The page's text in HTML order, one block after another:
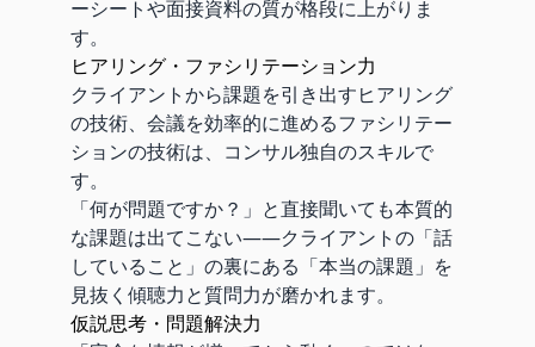
ーシートや面接資料の質が格段に上がりま
す。
ヒアリング・ファシリテーション力
クライアントから課題を引き出すヒアリング
の技術、会議を効率的に進めるファシリテー
ションの技術は、コンサル独自のスキルで
す。
「何が問題ですか？」と直接聞いても本質的
な課題は出てこない——クライアントの「話
していること」の裏にある「本当の課題」を
見抜く傾聴力と質問力が磨かれます。
仮説思考・問題解決力